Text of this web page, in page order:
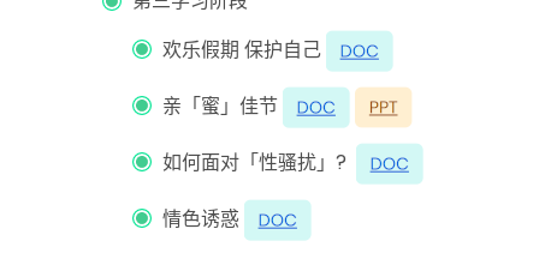
欢乐假期 保护自己
亲「蜜」佳节
如何面对「性骚扰」?
情色诱惑